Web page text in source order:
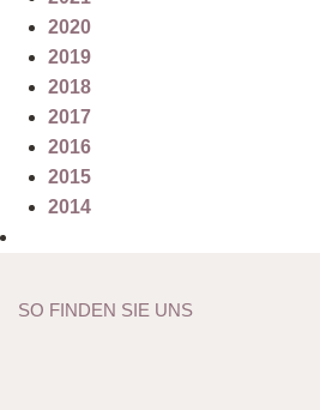
2020
2019
2018
2017
2016
2015
2014
SO FINDEN SIE UNS